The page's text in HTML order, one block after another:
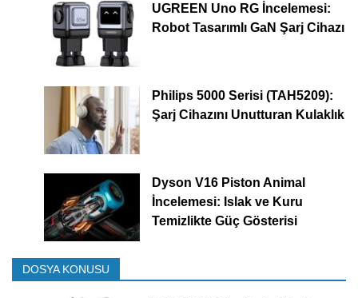
UGREEN Uno RG İncelemesi:
Robot Tasarımlı GaN Şarj Cihazı
Philips 5000 Serisi (TAH5209):
Şarj Cihazını Unutturan Kulaklık
Dyson V16 Piston Animal
İncelemesi: Islak ve Kuru
Temizlikte Güç Gösterisi
DOSYA KONUSU